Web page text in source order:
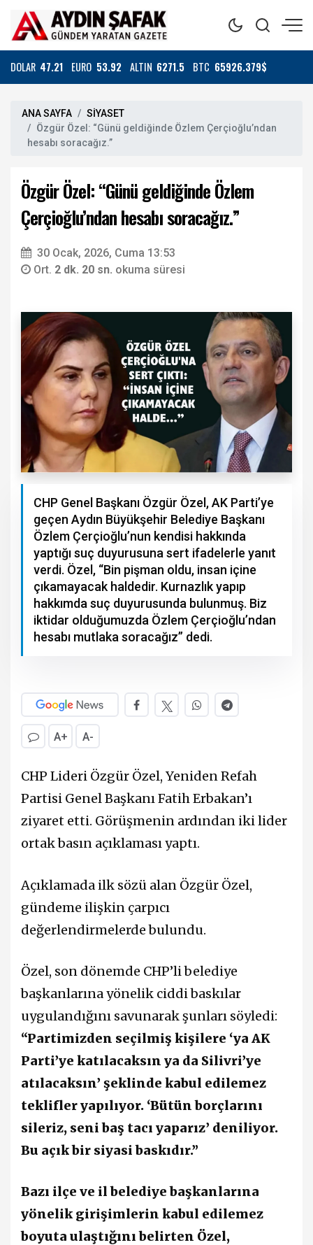
DOLAR 47.21 EURO 53.92 ALTIN 6271.5 BTC 65926.379$
ANA SAYFA
SİYASET
Özgür Özel: “Günü geldiğinde Özlem Çerçioğlu’ndan
hesabı soracağız.”
Özgür Özel: “Günü geldiğinde Özlem
Çerçioğlu’ndan hesabı soracağız.”
30 Ocak, 2026, Cuma 13:53
Ort. 2 dk. 20 sn. okuma süresi
CHP Genel Başkanı Özgür Özel, AK Parti’ye
geçen Aydın Büyükşehir Belediye Başkanı
Özlem Çerçioğlu’nun kendisi hakkında
yaptığı suç duyurusuna sert ifadelerle yanıt
verdi. Özel, “Bin pişman oldu, insan içine
çıkamayacak haldedir. Kurnazlık yapıp
hakkımda suç duyurusunda bulunmuş. Biz
iktidar olduğumuzda Özlem Çerçioğlu’ndan
hesabı mutlaka soracağız” dedi.
A+ A-
CHP Lideri Özgür Özel, Yeniden Refah
Partisi Genel Başkanı Fatih Erbakan’ı
ziyaret etti. Görüşmenin ardından iki lider
ortak basın açıklaması yaptı.
Açıklamada ilk sözü alan Özgür Özel,
gündeme ilişkin çarpıcı
değerlendirmelerde bulundu.
Özel, son dönemde CHP’li belediye
başkanlarına yönelik ciddi baskılar
uygulandığını savunarak şunları söyledi:
“Partimizden seçilmiş kişilere ‘ya AK
Parti’ye katılacaksın ya da Silivri’ye
atılacaksın’ şeklinde kabul edilemez
teklifler yapılıyor. ‘Bütün borçlarını
sileriz, seni baş tacı yaparız’ deniliyor.
Bu açık bir siyasi baskıdır.”
Bazı ilçe ve il belediye başkanlarına
yönelik girişimlerin kabul edilemez
boyuta ulaştığını belirten Özel,